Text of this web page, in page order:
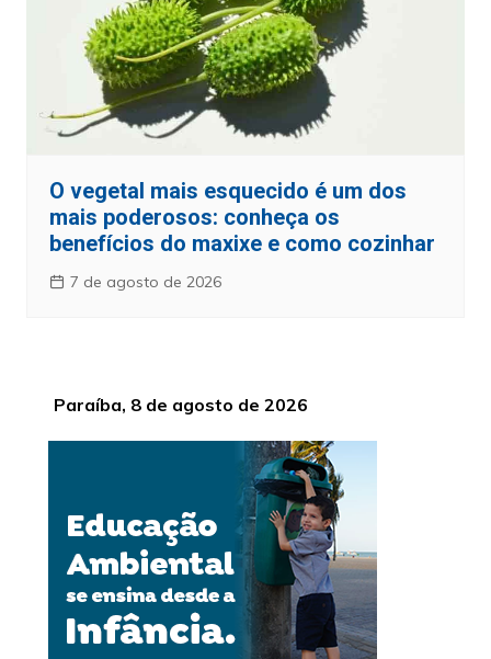
O vegetal mais esquecido é um dos
mais poderosos: conheça os
benefícios do maxixe e como cozinhar
7 de agosto de 2026
Paraíba, 8 de agosto de 2026